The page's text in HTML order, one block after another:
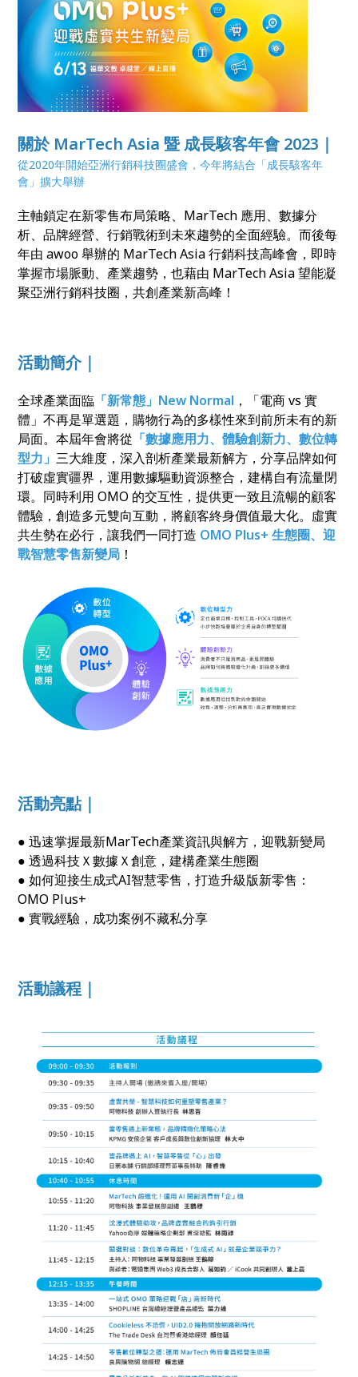
關於 MarTech Asia 暨 成長駭客年會 2023｜
從2020年開始亞洲行銷科技圈盛會，今年將結合「成長駭客年
會」擴大舉辦
主軸鎖定在新零售布局策略、MarTech 應用、數據分
析、品牌經營、行銷戰術到未來趨勢的全面經驗。而後每
年由 awoo 舉辦的 MarTech Asia 行銷科技高峰會，即時
掌握市場脈動、產業趨勢，也藉由 MarTech Asia 望能凝
聚亞洲行銷科技圈，共創產業新高峰！
活動簡介｜
全球產業面臨 「新常態」New Normal ，「電商 vs 實
體」不再是單選題，購物行為的多樣性來到前所未有的新
局面。本屆年會將從 「數據應用力、體驗創新力、數位轉
型力」三大維度，深入剖析產業最新解方，分享品牌如何
打破虛實疆界，運用數據驅動資源整合，建構自有流量閉
環。同時利用 OMO 的交互性，提供更一致且流暢的顧客
體驗，創造多元雙向互動，將顧客終身價值最大化。虛實
共生勢在必行，讓我們一同打造 OMO Plus+ 生態圈、迎
戰智慧零售新變局 ！
活動亮點｜
● 迅速掌握最新MarTech產業資訊與解方，迎戰新變局
● 透過科技Ｘ數據Ｘ創意，建構產業生態圈
● 如何迎接生成式AI智慧零售，打造升級版新零售：
OMO Plus+
● 實戰經驗，成功案例不藏私分享
活動議程｜